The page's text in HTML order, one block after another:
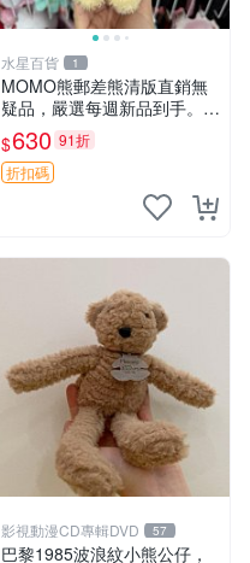
水星百貨 1
MOMO熊郵差熊清版直銷無
疑品，嚴選每週新品到手。紅
薯啵啵鮮果間 郵差熊 清版 紅
薯啵啵間
$630 91折
折扣碼
影視動漫CD專輯DVD 57
巴黎1985波浪紋小熊公仔，